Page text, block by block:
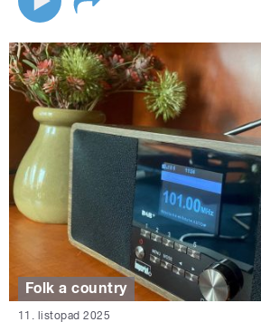
Folk a country
11. listopad 2025